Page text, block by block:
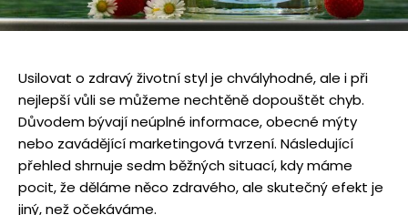
Usilovat o zdravý životní styl je chvályhodné, ale i při
nejlepší vůli se můžeme nechtěně dopouštět chyb.
Důvodem bývají neúplné informace, obecné mýty
nebo zavádějící marketingová tvrzení. Následující
přehled shrnuje sedm běžných situací, kdy máme
pocit, že děláme něco zdravého, ale skutečný efekt je
jiný, než očekáváme.